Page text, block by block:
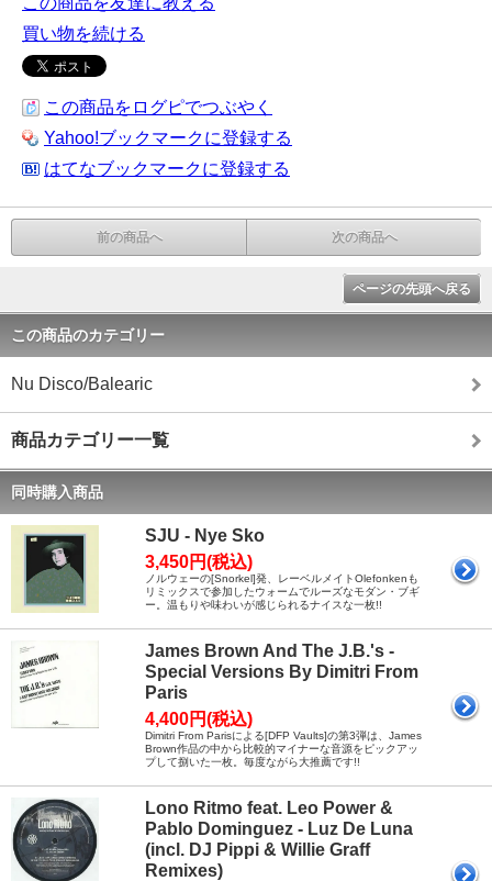
買い物を続ける
この商品をログピでつぶやく
Yahoo!ブックマークに登録する
はてなブックマークに登録する
前の商品へ 次の商品へ
ページの先頭へ戻る
この商品のカテゴリー
Nu Disco/Balearic
商品カテゴリー一覧
同時購入商品
SJU - Nye Sko
3,450円(税込)
ノルウェーの[Snorkel]発、レーベルメイトOlefonkenも
リミックスで参加したウォームでルーズなモダン・ブギ
ー。温もりや味わいが感じられるナイスな一枚!!
James Brown And The J.B.'s -
Special Versions By Dimitri From
Paris
4,400円(税込)
Dimitri From Parisによる[DFP Vaults]の第3弾は、James
Brown作品の中から比較的マイナーな音源をピックアッ
プして捌いた一枚。毎度ながら大推薦です!!
Lono Ritmo feat. Leo Power &
Pablo Dominguez - Luz De Luna
(incl. DJ Pippi & Willie Graff
Remixes)